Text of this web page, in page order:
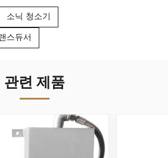
소닉 청소기
스듀서
관련 제품